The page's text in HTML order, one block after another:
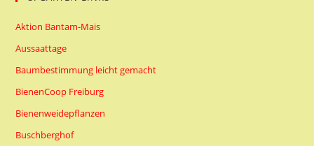
Aktion Bantam-Mais
Aussaattage
Baumbestimmung leicht gemacht
BienenCoop Freiburg
Bienenweidepflanzen
Buschberghof